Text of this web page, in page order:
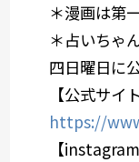
＊漫画は第
＊占いちゃ
四日曜日に
【公式サイト
https://
【instagram